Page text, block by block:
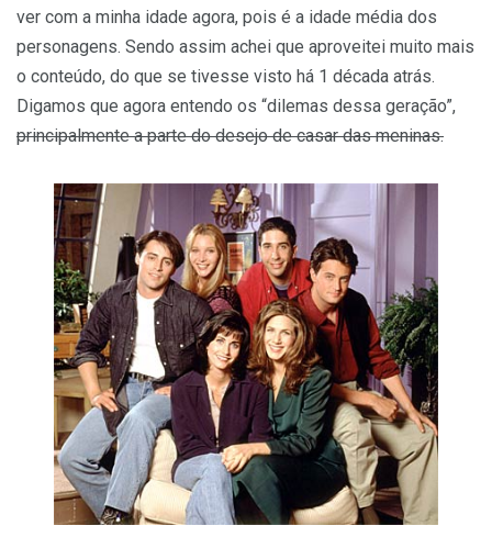
ver com a minha idade agora, pois é a idade média dos
personagens. Sendo assim achei que aproveitei muito mais
o conteúdo, do que se tivesse visto há 1 década atrás.
Digamos que agora entendo os “dilemas dessa geração”,
principalmente a parte do desejo de casar das meninas.